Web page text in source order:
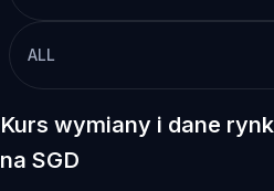
ALL
Kurs wymiany i dane
na SGD